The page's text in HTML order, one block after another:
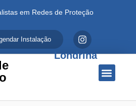
em Redes de Proteção
Instalação
Londrina